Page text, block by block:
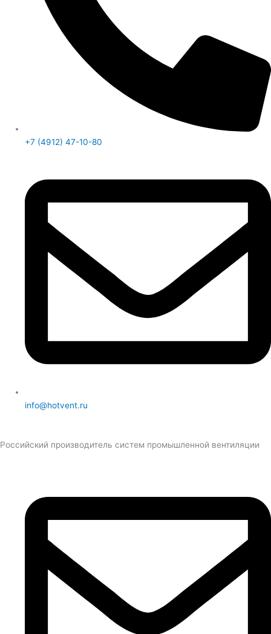
+7 (4912) 47-10-80
info@hotvent.ru
Российский производитель систем промышленной вентиляции